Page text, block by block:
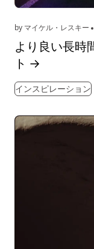
by マイケル・レスキー
より良い長時
ト →
インスピレーション